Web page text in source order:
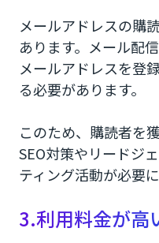
メールアドレスの購
あります。メール配
メールアドレスを登
る必要があります。
このため、購読者を
SEO対策やリードジ
ティング活動が必要に
3.利用料金が高